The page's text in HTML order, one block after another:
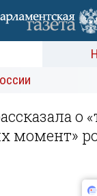
о
момент»